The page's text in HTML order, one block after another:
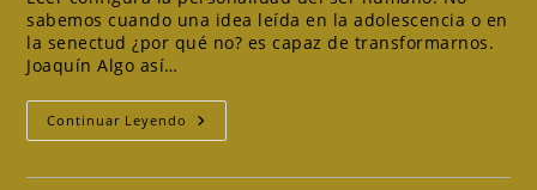
entrada:
sabemos cuando una idea leída en la adolescencia o en
la senectud ¿por qué no? es capaz de transformarnos.
Joaquín Algo así…
Continuar Leyendo Blog
Mododever.com